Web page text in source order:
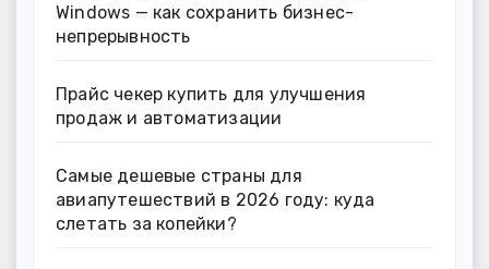
Windows — как сохранить бизнес-
непрерывность
Прайс чекер купить для улучшения
продаж и автоматизации
Самые дешевые страны для
авиапутешествий в 2026 году: куда
слетать за копейки?